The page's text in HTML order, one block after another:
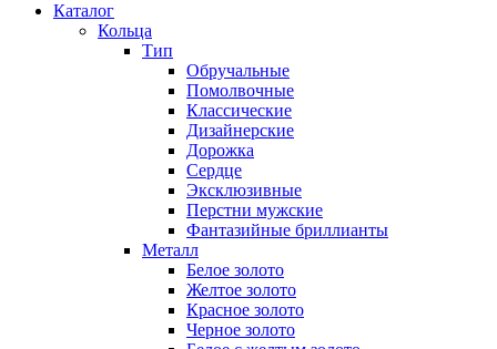
Каталог
Кольца
Тип
Обручальные
Помолвочные
Классические
Дизайнерские
Дорожка
Сердце
Эксклюзивные
Перстни мужские
Фантазийные бриллианты
Металл
Белое золото
Желтое золото
Красное золото
Черное золото